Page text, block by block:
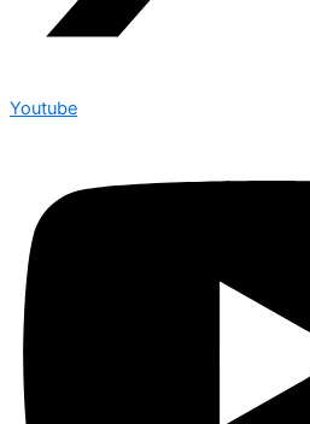
Youtube